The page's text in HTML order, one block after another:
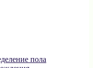
пола